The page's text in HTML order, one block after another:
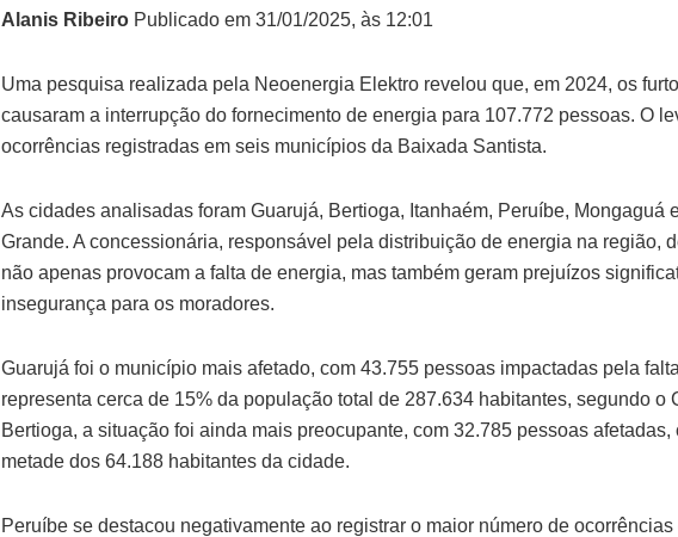
Alanis Ribeiro Publicado em 31/01/2025, às 12:01
Uma pesquisa realizada pela Neoenergia Elektro revelou que, em 2024, os
causaram a interrupção do fornecimento de energia para 107.772 pessoas. O
ocorrências registradas em seis municípios da Baixada Santista.
As cidades analisadas foram Guarujá, Bertioga, Itanhaém, Peruíbe, Mongaguá
Grande. A concessionária, responsável pela distribuição de energia na região,
não apenas provocam a falta de energia, mas também geram prejuízos
insegurança para os moradores.
Guarujá foi o município mais afetado, com 43.755 pessoas impactadas pela
representa cerca de 15% da população total de 287.634 habitantes, segundo o
Bertioga, a situação foi ainda mais preocupante, com 32.785 pessoas
metade dos 64.188 habitantes da cidade.
Peruíbe se destacou negativamente ao registrar o maior número de